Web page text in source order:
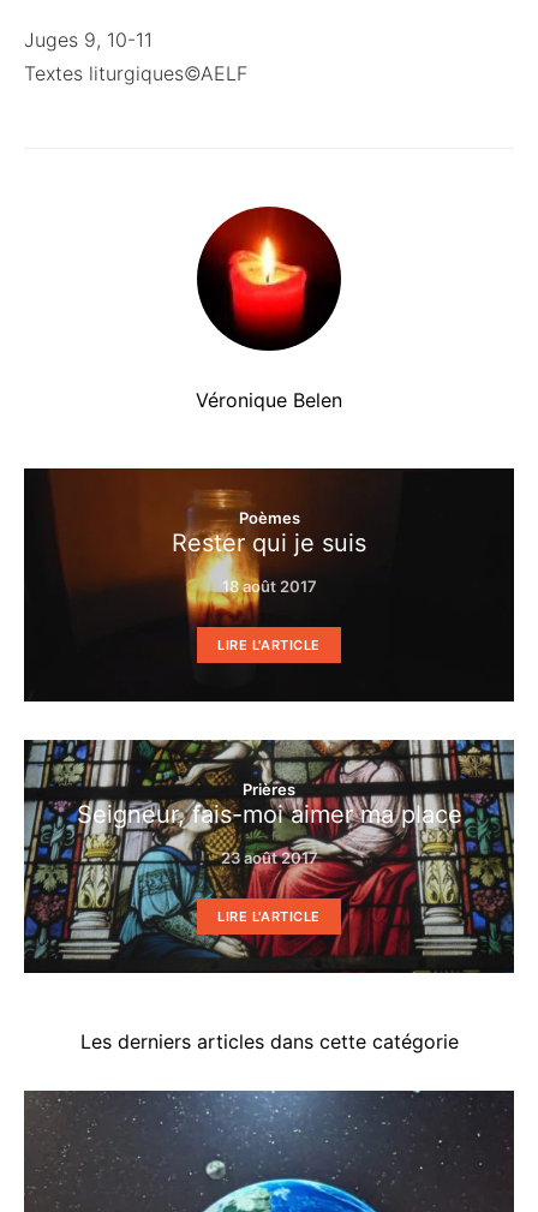
Juges 9, 10-11
Textes liturgiques©AELF
Véronique Belen
Poèmes
Rester qui je suis
18 août 2017
LIRE L'ARTICLE
Prières
Seigneur, fais-moi aimer ma place
23 août 2017
LIRE L'ARTICLE
Les derniers articles dans cette catégorie